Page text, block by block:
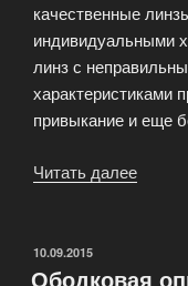
качественные
индивидуальными
линз с
характеристиками
привыкание и еще
Читать далее
ОПУБЛИКОВАНО
10.09.2015
Ободковая